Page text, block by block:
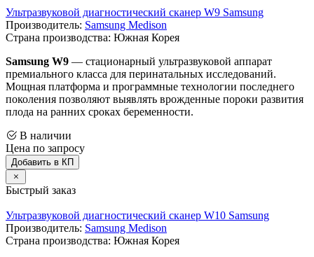
Ультразвуковой диагностический сканер W9 Samsung
Производитель: Samsung Medison
Страна производства: Южная Корея
Samsung W9 — стационарный ультразвуковой аппарат
премиального класса для перинатальных исследований.
Мощная платформа и программные технологии последнего
поколения позволяют выявлять врожденные пороки развития
плода на ранних сроках беременности.
В наличии
Цена по запросу
Добавить в КП
Быстрый заказ
Ультразвуковой диагностический сканер W10 Samsung
Производитель: Samsung Medison
Страна производства: Южная Корея